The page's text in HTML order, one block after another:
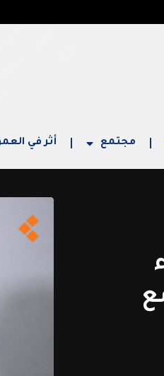
مجتمع أثر في